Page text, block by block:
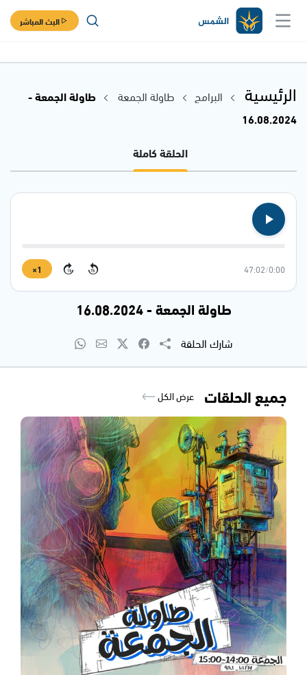
البث المباشر
الرئيسية البرامج طاولة الجمعة
طاولة الجمعة -
16.08.2024
الحلقة كاملة
0:00
/
47:02
15
15
1×
طاولة الجمعة - 16.08.2024
شارك الحلقة
جميع الحلقات عرض الكل